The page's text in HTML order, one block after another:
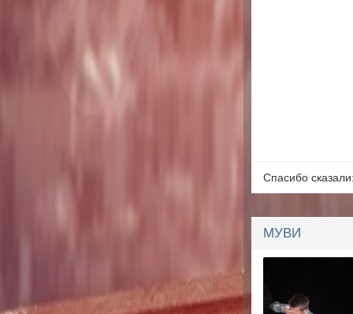
Спасибо
МУВИ